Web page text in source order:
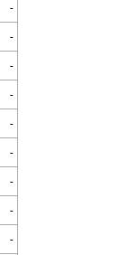
-
-
-
-
-
-
-
-
-